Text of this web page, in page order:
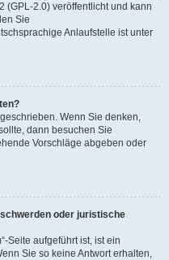
(GPL-2.0) veröffentlicht und kann
Sie
Anlaufstelle ist unter
Wenn Sie denken,
dann besuchen Sie
Vorschläge abgeben oder
oder juristische
Seite aufgeführt ist, ist ein
Sie so keine Antwort erhalten,